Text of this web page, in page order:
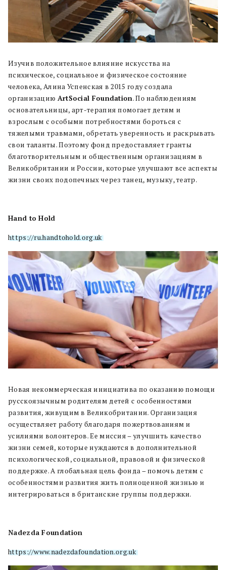
Изучив положительное влияние искусства на
психическое, социальное и физическое состояние
человека, Алина Успенская в 2015 году создала
организацию ArtSocial Foundation. По наблюдениям
основательницы, арт-терапия помогает детям и
взрослым с особыми потребностями бороться с
тяжелыми травмами, обретать уверенность и раскрывать
свои таланты. Поэтому фонд предоставляет гранты
благотворительным и общественным организациям в
Великобритании и России, которые улучшают все аспекты
жизни своих подопечных через танец, музыку, театр.
Hand to Hold
https://ru.handtohold.org.uk
Новая некоммерческая инициатива по оказанию помощи
русскоязычным родителям детей с особенностями
развития, живущим в Великобритании. Организация
осуществляет работу благодаря пожертвованиям и
усилиями волонтеров. Ее миссия – улучшить качество
жизни семей, которые нуждаются в дополнительной
психологической, социальной, правовой и физической
поддержке. А глобальная цель фонда – помочь детям с
особенностями развития жить полноценной жизнью и
интегрироваться в британские группы поддержки.
Nadezda Foundation
https://www.nadezdafoundation.org.uk